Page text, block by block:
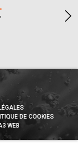
DE COOKIES
WEB